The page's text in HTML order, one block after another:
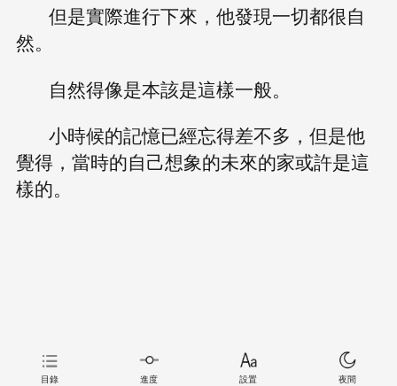
但是實際進行下來，他發現一切都很自
然。
自然得像是本該是這樣一般。
小時候的記憶已經忘得差不多，但是他
覺得，當時的自己想象的未來的家或許是這
樣的。
目錄 進度 設置 夜間